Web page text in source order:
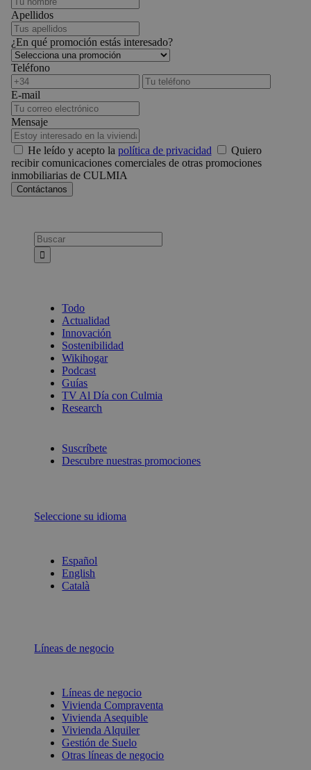
Apellidos
¿En qué promoción estás interesado?
Teléfono
E-mail
Mensaje
He leído y acepto la política de privacidad
Quiero
recibir comunicaciones comerciales de otras promociones
inmobiliarias de CULMIA
Busca:
Todo
Actualidad
Innovación
Sostenibilidad
Wikihogar
Podcast
Guías
TV Al Día con Culmia
Research
Suscríbete
Descubre nuestras promociones
Seleccione su idioma
Español
English
Català
Líneas de negocio
Líneas de negocio
Vivienda Compraventa
Vivienda Asequible
Vivienda Alquiler
Gestión de Suelo
Otras líneas de negocio